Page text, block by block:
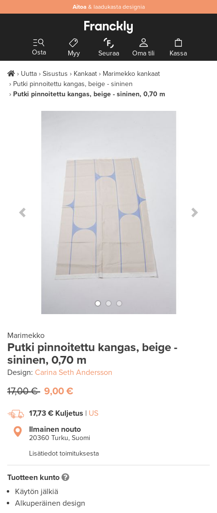
Aitoa & laadukasta designia
Osta Myy Seuraa Oma tili Kassa
Uutta Sisustus Kankaat
Marimekko kankaat
Putki pinnoitettu kangas, beige - sininen
Putki pinnoitettu kangas, beige - sininen, 0,70 m
Previous Slide Next
Marimekko
Putki pinnoitettu kangas, beige -
sininen, 0,70 m
Design: Carina Seth Andersson
17,00 € 9,00 €
17,73 € Kuljetus | US
Ilmainen nouto
20360 Turku, Suomi
Lisätiedot toimituksesta
Tuotteen kunto
Käytön jälkiä
Alkuperäinen design